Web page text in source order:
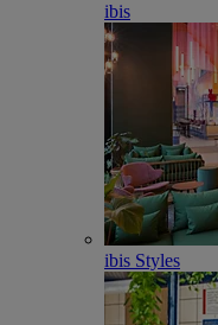
ibis
ibis Styles